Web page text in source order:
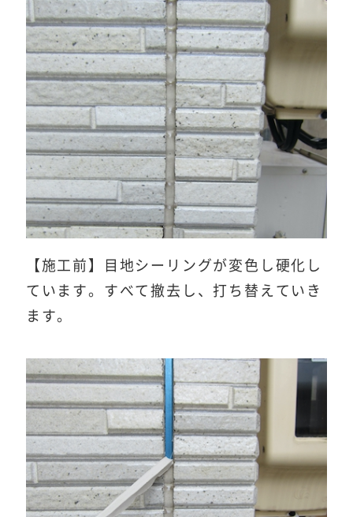
【施工前】目地シーリングが変色し硬化し
ています。すべて撤去し、打ち替えていき
ます。